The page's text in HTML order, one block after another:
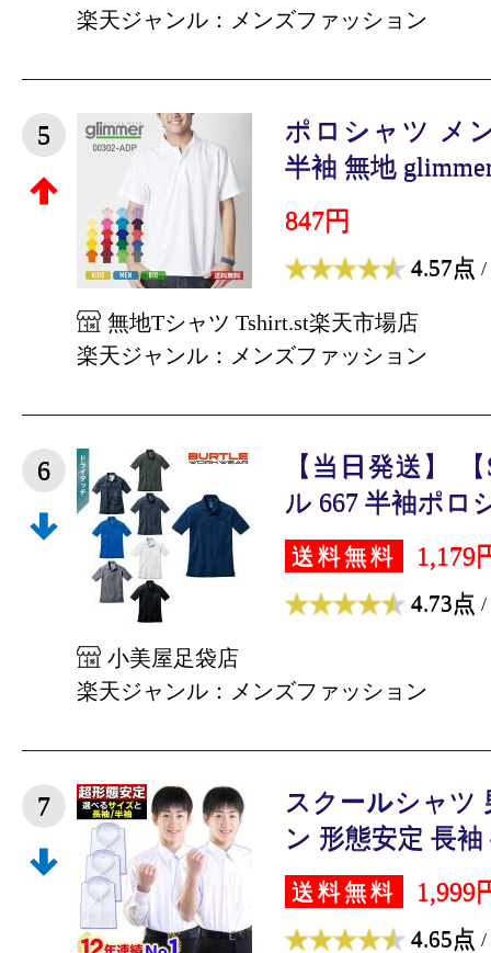
楽天ジャンル：メンズファッション
5
ポロシャツ メ
半袖 無地
847円
4.57点 /
無地Tシャツ Tshirt.st楽天市場店
楽天ジャンル：メンズファッション
6
【当日発送】
ル 667 半袖ポロ
送料無料 1,179
4.73点 /
小美屋足袋店
楽天ジャンル：メンズファッション
7
スクールシャツ
ン 形態安定 長袖
送料無料 1,999
4.65点 /